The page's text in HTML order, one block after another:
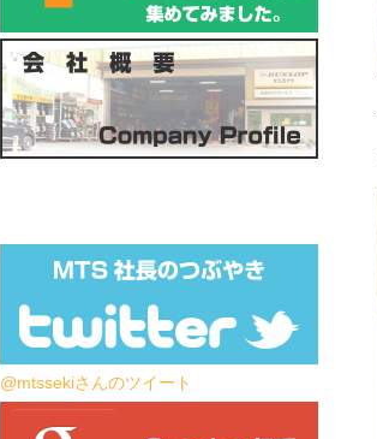
@mtssekiさんのツイート